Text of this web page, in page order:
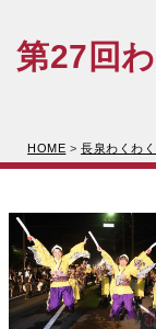
第27回
HOME >長泉わくわ